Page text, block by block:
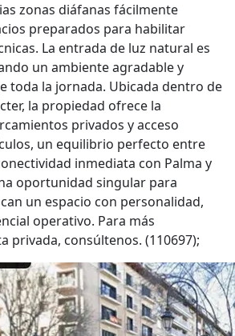
zonas diáfanas fácilmente
preparados para habilitar
La entrada de luz natural es
un ambiente agradable y
toda la jornada. Ubicada dentro de
la propiedad ofrece la
privados y acceso
un equilibrio perfecto entre
inmediata con Palma y
oportunidad singular para
un espacio con personalidad,
operativo. Para más
privada, consúltenos. (110697);